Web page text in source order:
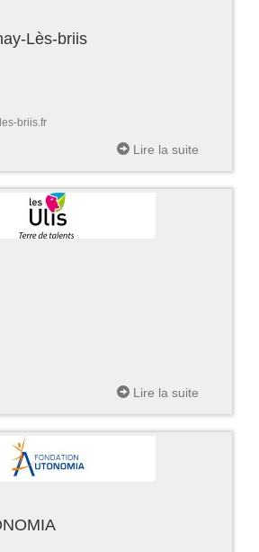
Lès-briis
briis.fr
Lire la suite
Lire la suite